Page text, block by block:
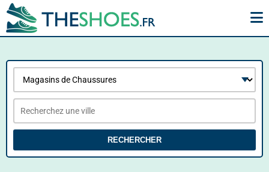
RECHERCHER